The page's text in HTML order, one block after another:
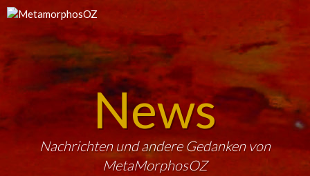
News
Nachrichten und andere Gedanken von
MetaMorphosOZ